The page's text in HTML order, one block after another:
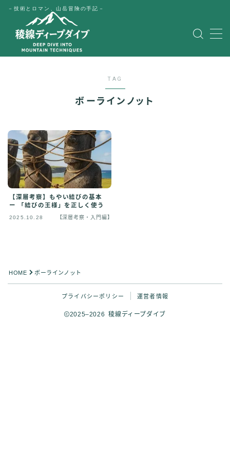
－技術とロマン、山岳冒険の手記－
MENU
Japanese
TAG
ボーラインノット
【深層考察】もやい結びの基本
ー 「結びの王様」を正しく使う
2025.10.28 【深層考察・入門編】
HOME ボーラインノット
プライバシーポリシー 運営者情報
2025–2026 稜線ディープダイブ